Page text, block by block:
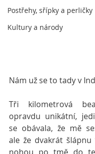
Postřehy, sřípky a perličky
Kultury a národy
Nám už se to tady v
Tři kilometrová
opravdu unikátní,
se obávala, že mě
ale že dvakrát